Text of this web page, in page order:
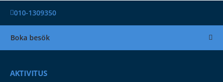
010-1309350
Boka besök
AKTIVITUS